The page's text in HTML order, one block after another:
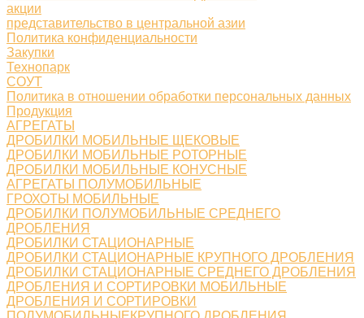
акции
представительство в центральной азии
Политика конфиденциальности
Закупки
Технопарк
СОУТ
Политика в отношении обработки персональных данных
Продукция
АГРЕГАТЫ
ДРОБИЛКИ МОБИЛЬНЫЕ ЩЕКОВЫЕ
ДРОБИЛКИ МОБИЛЬНЫЕ РОТОРНЫЕ
ДРОБИЛКИ МОБИЛЬНЫЕ КОНУСНЫЕ
АГРЕГАТЫ ПОЛУМОБИЛЬНЫЕ
ГРОХОТЫ МОБИЛЬНЫЕ
ДРОБИЛКИ ПОЛУМОБИЛЬНЫЕ СРЕДНЕГО
ДРОБЛЕНИЯ
ДРОБИЛКИ СТАЦИОНАРНЫЕ
ДРОБИЛКИ СТАЦИОНАРНЫЕ КРУПНОГО ДРОБЛЕНИЯ
ДРОБИЛКИ СТАЦИОНАРНЫЕ СРЕДНЕГО ДРОБЛЕНИЯ
ДРОБЛЕНИЯ И СОРТИРОВКИ МОБИЛЬНЫЕ
ДРОБЛЕНИЯ И СОРТИРОВКИ